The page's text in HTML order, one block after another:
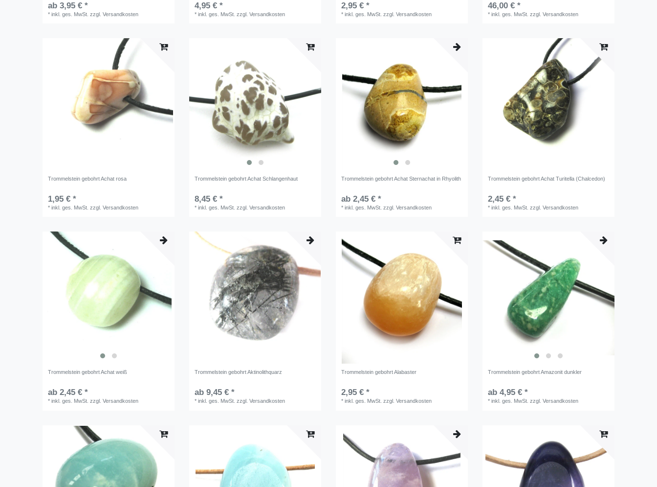
ab 3,95 € *
*inkl. ges. MwSt. zzgl.Versandkosten
4,95 € *
*inkl. ges. MwSt. zzgl.Versandkosten
2,95 € *
*inkl. ges. MwSt. zzgl.Versandkosten
46,00 € *
*inkl. ges. MwSt. zzgl.Versandkosten
Trommelstein gebohrt Achat rosa
1,95 € *
*inkl. ges. MwSt. zzgl.Versandkosten
Trommelstein gebohrt Achat Schlangenhaut
8,45 € *
*inkl. ges. MwSt. zzgl.Versandkosten
Trommelstein gebohrt Achat Sternachat in Rhyolith
ab 2,45 € *
*inkl. ges. MwSt. zzgl.Versandkosten
Trommelstein gebohrt Achat Turitella (Chalcedon)
2,45 € *
*inkl. ges. MwSt. zzgl.Versandkosten
Trommelstein gebohrt Achat weiß
ab 2,45 € *
*inkl. ges. MwSt. zzgl.Versandkosten
Trommelstein gebohrt Aktinolithquarz
ab 9,45 € *
*inkl. ges. MwSt. zzgl.Versandkosten
Trommelstein gebohrt Alabaster
2,95 € *
*inkl. ges. MwSt. zzgl.Versandkosten
Trommelstein gebohrt Amazonit dunkler
ab 4,95 € *
*inkl. ges. MwSt. zzgl.Versandkosten